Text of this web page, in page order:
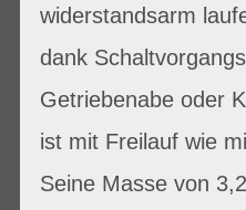
widerstandsarm
dank
Getriebenabe oder
ist mit Freilauf wie
Seine Masse von